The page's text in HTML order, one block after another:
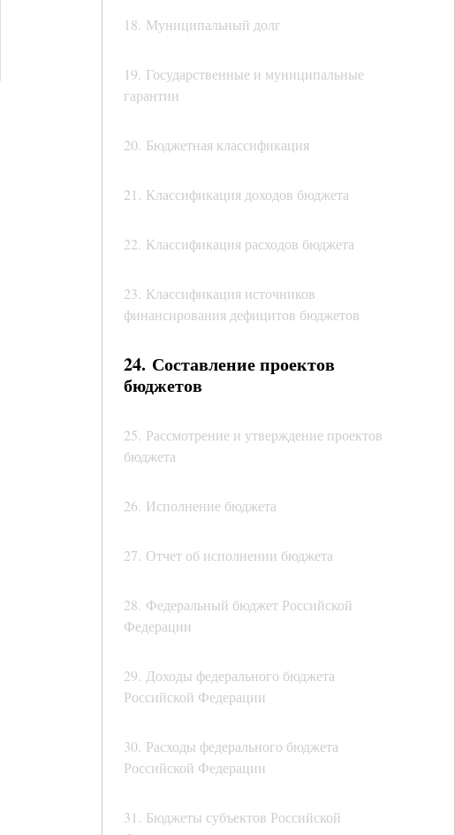
18. Муниципальный долг
19. Государственные и муниципальные
гарантии
20. Бюджетная классификация
21. Классификация доходов бюджета
22. Классификация расходов бюджета
23. Классификация источников
финансирования дефицитов бюджетов
24. Составление проектов
бюджетов
25. Рассмотрение и утверждение проектов
бюджета
26. Исполнение бюджета
27. Отчет об исполнении бюджета
28. Федеральный бюджет Российской
Федерации
29. Доходы федерального бюджета
Российской Федерации
30. Расходы федерального бюджета
Российской Федерации
31. Бюджеты субъектов Российской